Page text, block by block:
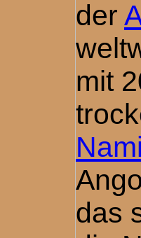
der
mit
das